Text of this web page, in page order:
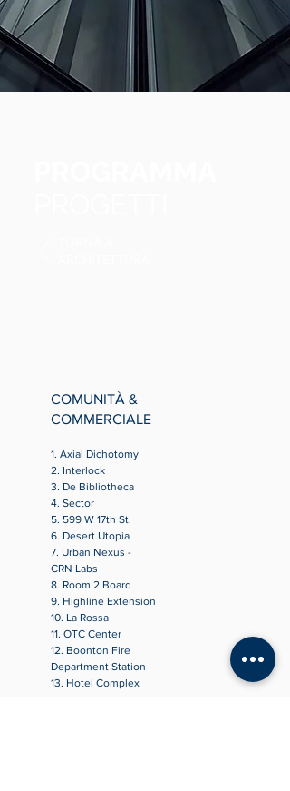
COMUNITÀ &
COMMERCIALE
1. Axial Dichotomy
2. Interlock
3. De Bibliotheca
4. Sector
5. 599 W 17th St.
6. Desert Utopia
7. Urban Nexus -
CRN Labs
8. Room 2 Board
9. Highline Extension
10. La Rossa
11. OTC Center
12. Boonton Fire
Department Station
13. Hotel Complex